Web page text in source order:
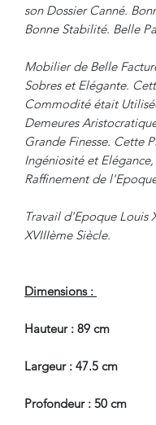
son Dossier Canné.
Bonne Stabilité. Belle
Mobilier de Belle
Sobres et Elégante.
Commodité était
Demeures
Grande Finesse. Cette
Ingéniosité et
Raffinement de
Travail d'Epoque Louis
XVIIIème Siècle.
Dimensions :
Hauteur : 89 cm
Largeur : 47.5 cm
Profondeur : 50 cm